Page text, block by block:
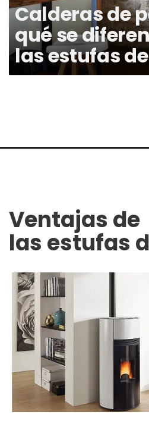
Calderas de
qué se
las estufas
Ventajas de
las estufas